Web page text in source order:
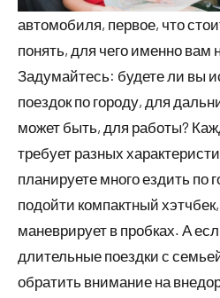
автомобиля, первое, что
понять, для чего именно вам
Задумайтесь: будете ли вы
поездок по городу, для
может быть, для работы?
требует разных
планируете много ездить по
подойти компактный
маневрирует в пробках. А
длительные поездки с
обратить внимание на